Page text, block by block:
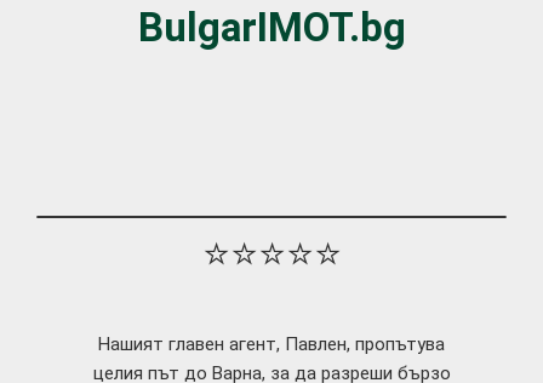
BulgarIMOT.bg
⭐⭐⭐⭐⭐
Нашият главен агент, Павлен, пропътува
целия път до Варна, за да разреши бързо